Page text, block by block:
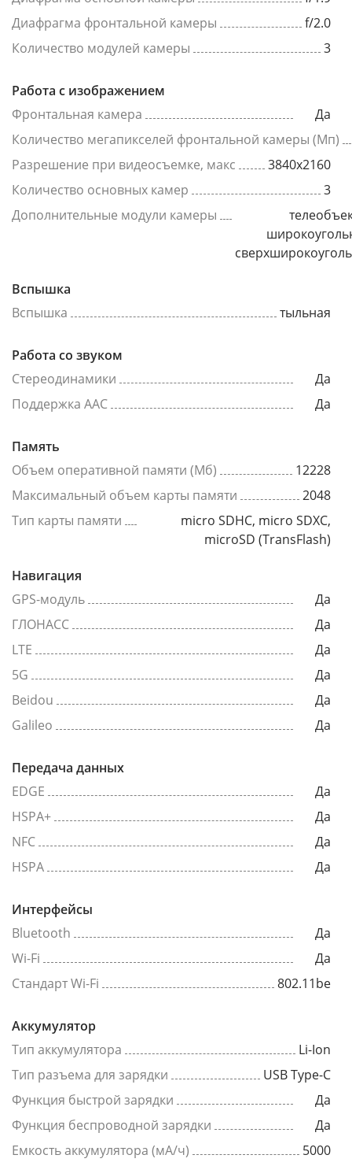
Диафрагма фронтальной камеры
f/2.0
Количество модулей камеры
3
Работа с изображением
Фронтальная камера
Да
Количество мегапикселей фронтальной камеры (Мп)
Разрешение при видеосъемке, макс
3840x2160
Количество основных камер
3
Дополнительные модули камеры
Вспышка
Вспышка
тыльная
Работа со звуком
Стереодинамики
Да
Поддержка AAC
Да
Память
Объем оперативной памяти (Мб)
12228
Максимальный объем карты памяти
2048
Тип карты памяти
micro SDHC, micro SDXC,
microSD (TransFlash)
Навигация
GPS-модуль
Да
ГЛОНАСС
Да
LTE
Да
5G
Да
Beidou
Да
Galileo
Да
Передача данных
EDGE
Да
HSPA+
Да
NFC
Да
HSPA
Да
Интерфейсы
Bluetooth
Да
Wi-Fi
Да
Стандарт Wi-Fi
802.11be
Аккумулятор
Тип аккумулятора
Li-Ion
Тип разъема для зарядки
USB Type-C
Функция быстрой зарядки
Да
Функция беспроводной зарядки
Да
Емкость аккумулятора (мА/ч)
5000